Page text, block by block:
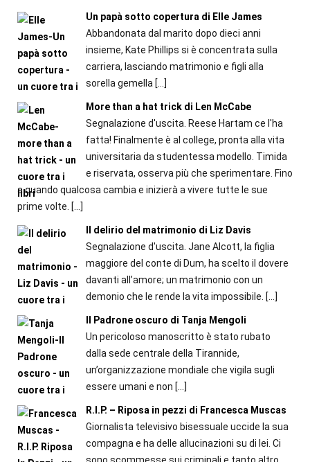
Un papà sotto copertura di Elle James
Abbandonata dal marito dopo dieci anni
insieme, Kate Phillips si è concentrata sulla
carriera, lasciando matrimonio e figli alla
sorella gemella[…]
More than a hat trick di Len McCabe
Segnalazione d'uscita. Reese Hartam ce l'ha
fatta! Finalmente è al college, pronta alla vita
universitaria da studentessa modello. Timida
e riservata, osserva più che sperimentare. Fino
a quando qualcosa cambia e inizierà a vivere tutte le sue
prime volte. […]
Il delirio del matrimonio di Liz Davis
Segnalazione d'uscita. Jane Alcott, la figlia
maggiore del conte di Dum, ha scelto il dovere
davanti all’amore; un matrimonio con un
demonio che le rende la vita impossibile. […]
Il Padrone oscuro di Tanja Mengoli
Un pericoloso manoscritto è stato rubato
dalla sede centrale della Tirannide,
un’organizzazione mondiale che vigila sugli
essere umani e non […]
R.I.P. – Riposa in pezzi di Francesca Muscas
Giornalista televisivo bisessuale uccide la sua
compagna e ha delle allucinazioni su di lei. Ci